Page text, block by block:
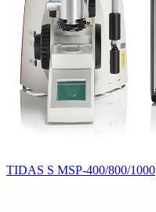
TIDAS S MSP-400/800/1000